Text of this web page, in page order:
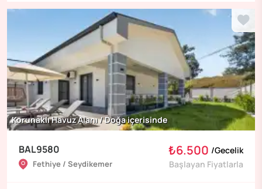
Korunaklı Havuz Alanı / Doğa içerisinde
BAL9580
Fethiye / Seydikemer
₺6.500 /Gecelik
Başlayan Fiyatlarla